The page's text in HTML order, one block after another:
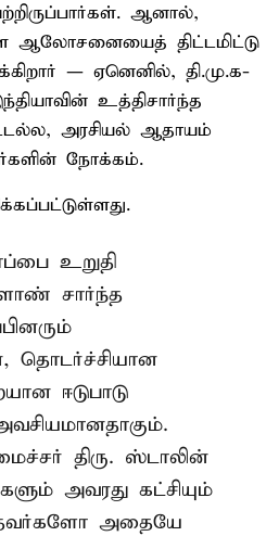
ஆனால்,
ஆலோசனையைத் திட்டமிட்டு
— ஏனெனில், தி.மு.க-
உத்திசார்ந்த
அரசியல் ஆதாயம்
நோக்கம்.
உறுதி
சார்ந்த
தொடர்ச்சியான
ஈடுபாடு
திரு. ஸ்டாலின்
அவரது கட்சியும்
அதையே